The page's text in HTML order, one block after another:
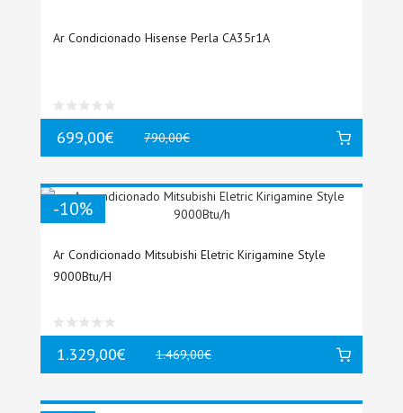
Ar Condicionado Hisense Perla CA35r1A
699,00€ 790,00€
-10%
Ar Condicionado Mitsubishi Eletric Kirigamine Style
9000Btu/h
1.329,00€ 1.469,00€